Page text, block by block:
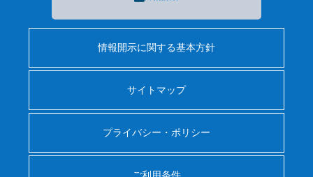
情報開示に関する基本方針
サイトマップ
プライバシー・ポリシー
ご利用条件